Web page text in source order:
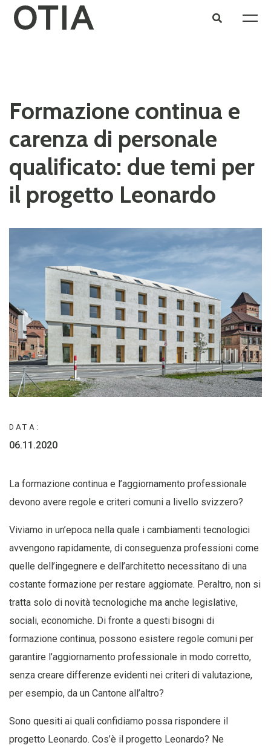
Formazione continua e
carenza di personale
qualificato: due temi per
il progetto Leonardo
DATA:
06.11.2020
La formazione continua e l’aggiornamento professionale
devono avere regole e criteri comuni a livello svizzero?
Viviamo in un’epoca nella quale i cambiamenti tecnologici
avvengono rapidamente, di conseguenza professioni come
quelle dell’ingegnere e dell’architetto necessitano di una
costante formazione per restare aggiornate. Peraltro, non si
tratta solo di novità tecnologiche ma anche legislative,
sociali, economiche. Di fronte a questi bisogni di
formazione continua, possono esistere regole comuni per
garantire l’aggiornamento professionale in modo corretto,
senza creare differenze evidenti nei criteri di valutazione,
per esempio, da un Cantone all’altro?
Sono quesiti ai quali confidiamo possa rispondere il
progetto Leonardo. Cos’è il progetto Leonardo? Ne